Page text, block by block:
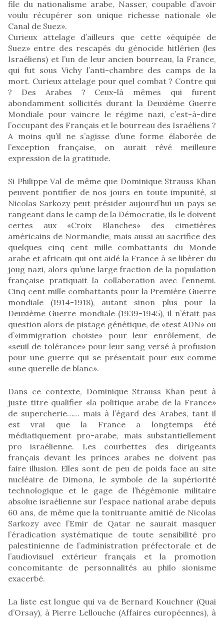
file du nationalisme arabe, Nasser, coupable d’avoir
voulu récupérer son unique richesse nationale «le
Canal de Suez».
Curieux attelage d’ailleurs que cette «équipée de
Suez» entre des rescapés du génocide hitlérien (les
Israéliens) et l’un de leur ancien bourreau, la France,
qui fut sous Vichy l’anti-chambre des camps de la
mort. Curieux attelage pour quel combat ? Contre qui
? Des Arabes ? Ceux-là mêmes qui furent
abondamment sollicités durant la Deuxième Guerre
Mondiale pour vaincre le régime nazi, c’est-à-dire
l’occupant des Français et le bourreau des Israéliens ?
A moins qu’il ne s’agisse d’une forme élaborée de
l’exception française, on aurait rêvé meilleure
expression de la gratitude.
Si Philippe Val de même que Dominique Strauss Khan
peuvent pontifier de nos jours en toute impunité, si
Nicolas Sarkozy peut présider aujourd’hui un pays se
rangeant dans le camp de la Démocratie, ils le doivent
certes aux «Croix Blanches» des cimetières
américains de Normandie, mais aussi au sacrifice des
quelques cinq cent mille combattants du Monde
arabe et africain qui ont aidé la France à se libérer du
joug nazi, alors qu’une large fraction de la population
française pratiquait la collaboration avec l’ennemi.
Cinq cent mille combattants pour la Première Guerre
mondiale (1914-1918), autant sinon plus pour la
Deuxième Guerre mondiale (1939-1945), il n’était pas
question alors de pistage génétique, de «test ADN» ou
d’«immigration choisie» pour leur enrôlement, de
«seuil de tolérance» pour leur sang versé à profusion
pour une guerre qui se présentait pour eux comme
«une querelle de blanc».
Dans ce contexte, Dominique Strauss Khan peut à
juste titre qualifier «la politique arabe de la France»
de supercherie…… mais à l’égard des Arabes, tant il
est vrai que la France a longtemps été
médiatiquement pro-arabe, mais substantiellement
pro israélienne. Les courbettes des dirigeants
français devant les princes arabes ne doivent pas
faire illusion. Elles sont de peu de poids face au site
nucléaire de Dimona, le symbole de la supériorité
technologique et le gage de l’hégémonie militaire
absolue israélienne sur l’espace national arabe depuis
60 ans, de même que la tonitruante amitié de Nicolas
Sarkozy avec l’Emir de Qatar ne saurait masquer
l’éradication systématique de toute sensibilité pro
palestinienne de l’administration préfectorale et de
l’audiovisuel extérieur français et la promotion
concomitante de personnalités au philo sionisme
exacerbé.
La liste est longue qui va de Bernard Kouchner (Quai
d’Orsay), à Pierre Lellouche (Affaires européennes), à